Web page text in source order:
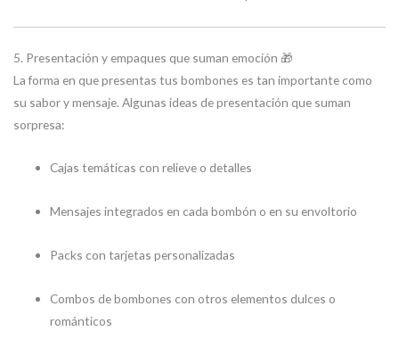
5. Presentación y empaques que suman emoción 🎁
La forma en que presentas tus bombones es tan importante como
su sabor y mensaje. Algunas ideas de presentación que suman
sorpresa:
Cajas temáticas con relieve o detalles
Mensajes integrados en cada bombón o en su envoltorio
Packs con tarjetas personalizadas
Combos de bombones con otros elementos dulces o
románticos